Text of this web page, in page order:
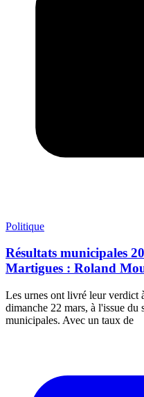
Politique
Résultats municipales
Martigues : Roland
Les urnes ont livré leur verdict
dimanche 22 mars, à l'issue du
municipales. Avec un taux de